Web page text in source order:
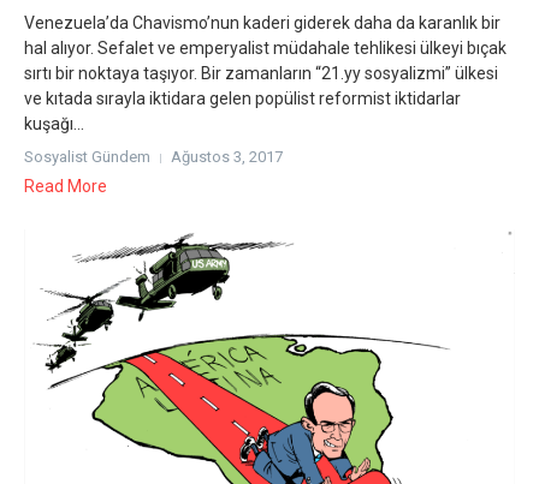
Venezuela’da Chavismo’nun kaderi giderek daha da karanlık bir
hal alıyor. Sefalet ve emperyalist müdahale tehlikesi ülkeyi bıçak
sırtı bir noktaya taşıyor. Bir zamanların “21.yy sosyalizmi” ülkesi
ve kıtada sırayla iktidara gelen popülist reformist iktidarlar
kuşağı...
Sosyalist Gündem Ağustos 3, 2017
Read More